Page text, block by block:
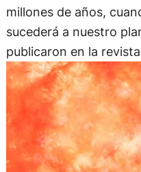
millones de años,
sucederá a nuestro
publicaron en la